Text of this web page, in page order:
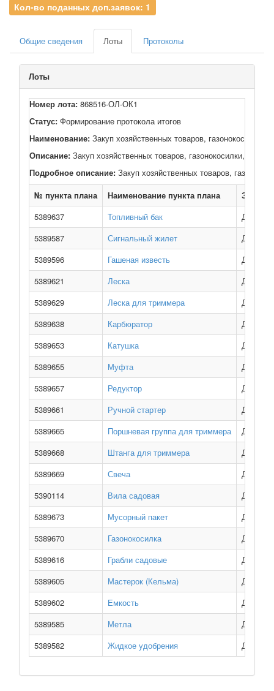
Кол-во поданных доп.заявок: 1
Общие сведения Лоты Протоколы
Лоты
Номер лота: 868516-ОЛ-ОК1
Статус: Формирование протокола итогов
Наименование: Закуп хозяйственных товаров, газонокосилки,
Описание: Закуп хозяйственных товаров, газонокосилки,
Подробное описание: Закуп хозяйственных товаров,
№ пункта плана
Наименование пункта плана
5389637
Топливный бак
5389587
Сигнальный жилет
5389596
Гашеная известь
5389621
Леска
5389629
Леска для триммера
5389638
Карбюратор
5389653
Катушка
5389655
Муфта
5389657
Редуктор
5389661
Ручной стартер
5389665
Поршневая группа для триммера
5389668
Штанга для триммера
5389669
Свеча
5390114
Вила садовая
5389673
Мусорный пакет
5389670
Газонокосилка
5389616
Грабли садовые
5389605
Мастерок (Кельма)
5389602
Емкость
5389585
Метла
5389582
Жидкое удобрения